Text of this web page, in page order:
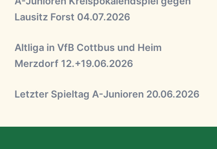
Lausitz Forst 04.07.2026
Altliga in VfB Cottbus und Heim
Merzdorf 12.+19.06.2026
Letzter Spieltag A-Junioren 20.06.2026